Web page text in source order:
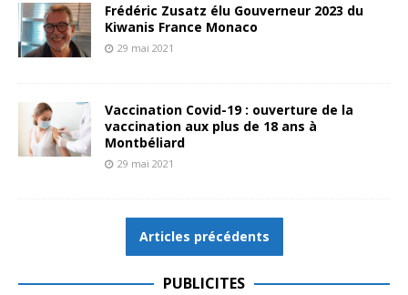
Frédéric Zusatz élu Gouverneur 2023 du
Kiwanis France Monaco
29 mai 2021
Vaccination Covid-19 : ouverture de la
vaccination aux plus de 18 ans à
Montbéliard
29 mai 2021
Articles précédents
PUBLICITES